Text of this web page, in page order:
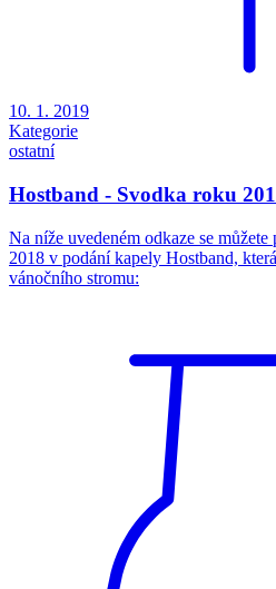
10. 1. 2019
Kategorie
ostatní
Hostband - Svodka roku
Na níže uvedeném odkaze se
2018 v podání kapely Hostband,
vánočního stromu: